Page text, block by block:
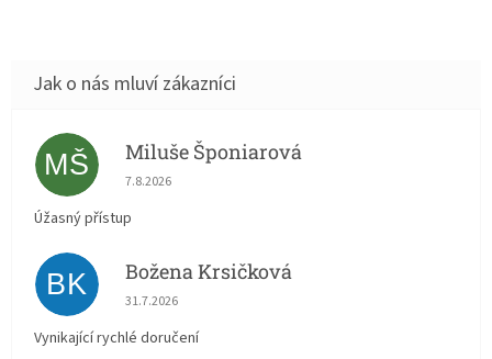
MŠ Miluše Šponiarová
Hodnocení obchodu je 5 z 5 hvězdiček.
7.8.2026
Úžasný přístup
BK Božena Krsičková
Hodnocení obchodu je 5 z 5 hvězdiček.
31.7.2026
Vynikající rychlé doručení